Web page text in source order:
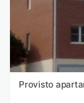
Provisto